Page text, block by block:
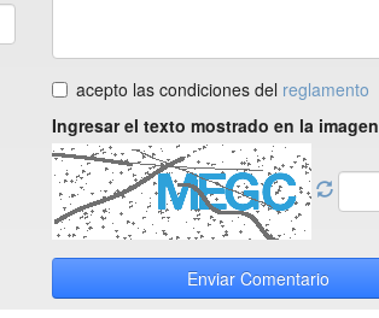
acepto las condiciones del reglamento
Ingresar el texto mostrado en la imagen
Enviar Comentario